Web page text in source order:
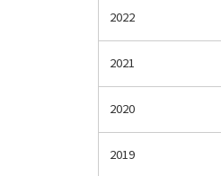
2022
2021
2020
2019